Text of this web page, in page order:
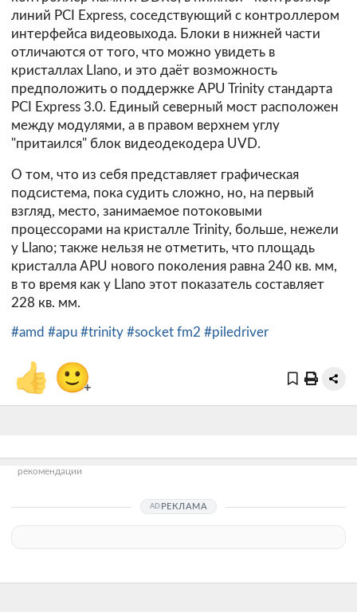
линий PCI Express, соседствующий с контроллером
интерфейса видеовыхода. Блоки в нижней части
отличаются от того, что можно увидеть в
кристаллах Llano, и это даёт возможность
предположить о поддержке APU Trinity стандарта
PCI Express 3.0. Единый северный мост расположен
между модулями, а в правом верхнем углу
"притаился" блок видеодекодера UVD.
О том, что из себя представляет графическая
подсистема, пока судить сложно, но, на первый
взгляд, место, занимаемое потоковыми
процессорами на кристалле Trinity, больше, нежели
у Llano; также нельзя не отметить, что площадь
кристалла APU нового поколения равна 240 кв. мм,
в то время как у Llano этот показатель составляет
228 кв. мм.
#amd #apu #trinity #socket fm2 #piledriver
👍 🙂+
рекомендации
РЕКЛАМА